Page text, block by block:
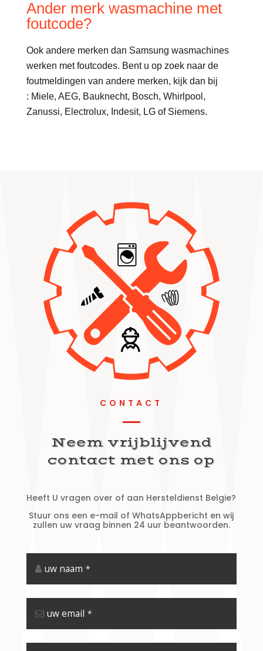
Ander merk wasmachine met
foutcode?
Ook andere merken dan Samsung wasmachines
werken met foutcodes. Bent u op zoek naar de
foutmeldingen van andere merken, kijk dan bij
: Miele, AEG, Bauknecht, Bosch, Whirlpool,
Zanussi, Electrolux, Indesit, LG of Siemens.
CONTACT
Neem vrijblijvend
contact met ons op
Heeft U vragen over of aan Hersteldienst Belgie?
Stuur ons een e-mail of WhatsAppbericht en wij
zullen uw vraag binnen 24 uur beantwoorden.
uw naam *
uw email *